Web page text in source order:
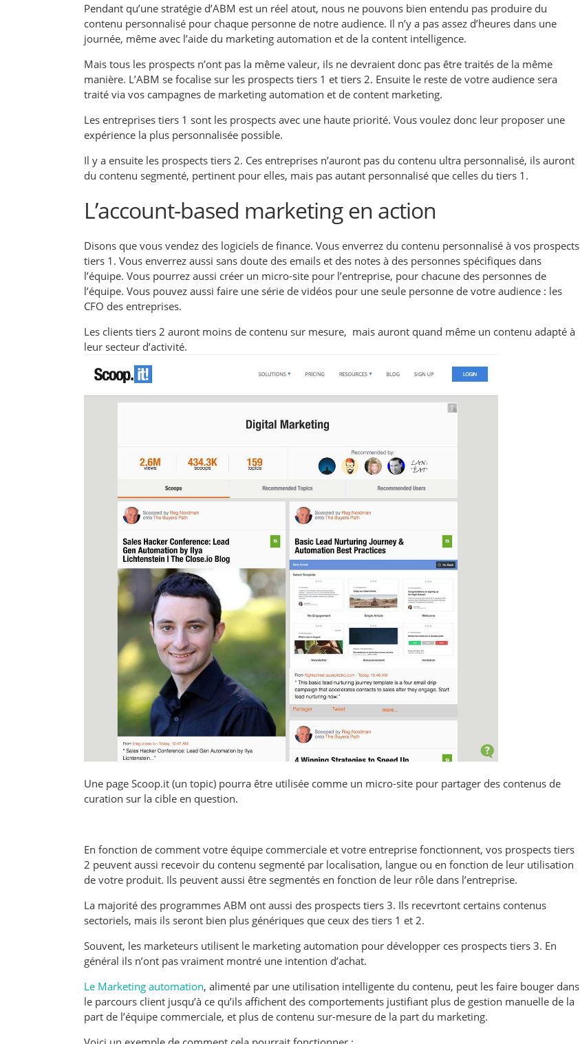
Pendant qu’une stratégie d’ABM est un réel atout, nous ne pouvons bien entendu pas produire du
contenu personnalisé pour chaque personne de notre audience. Il n’y a pas assez d’heures dans une
journée, même avec l’aide du marketing automation et de la content intelligence.
Mais tous les prospects n’ont pas la même valeur, ils ne devraient donc pas être traités de la même
manière. L’ABM se focalise sur les prospects tiers 1 et tiers 2. Ensuite le reste de votre audience sera
traité via vos campagnes de marketing automation et de content marketing.
Les entreprises tiers 1 sont les prospects avec une haute priorité. Vous voulez donc leur proposer une
expérience la plus personnalisée possible.
Il y a ensuite les prospects tiers 2. Ces entreprises n’auront pas du contenu ultra personnalisé, ils auront
du contenu segmenté, pertinent pour elles, mais pas autant personnalisé que celles du tiers 1.
L’account-based marketing en action
Disons que vous vendez des logiciels de finance. Vous enverrez du contenu personnalisé à vos prospects
tiers 1. Vous enverrez aussi sans doute des emails et des notes à des personnes spécifiques dans
l’équipe. Vous pourrez aussi créer un micro-site pour l’entreprise, pour chacune des personnes de
l’équipe. Vous pouvez aussi faire une série de vidéos pour une seule personne de votre audience : les
CFO des entreprises.
Les clients tiers 2 auront moins de contenu sur mesure, mais auront quand même un contenu adapté à
leur secteur d’activité.
Une page Scoop.it (un topic) pourra être utilisée comme un micro-site pour partager des contenus de
curation sur la cible en question.
En fonction de comment votre équipe commerciale et votre entreprise fonctionnent, vos prospects tiers
2 peuvent aussi recevoir du contenu segmenté par localisation, langue ou en fonction de leur utilisation
de votre produit. Ils peuvent aussi être segmentés en fonction de leur rôle dans l’entreprise.
La majorité des programmes ABM ont aussi des prospects tiers 3. Ils recevrtont certains contenus
sectoriels, mais ils seront bien plus génériques que ceux des tiers 1 et 2.
Souvent, les marketeurs utilisent le marketing automation pour développer ces prospects tiers 3. En
général ils n’ont pas vraiment montré une intention d’achat.
Le Marketing automation, alimenté par une utilisation intelligente du contenu, peut les faire bouger dans
le parcours client jusqu’à ce qu’ils affichent des comportements justifiant plus de gestion manuelle de la
part de l’équipe commerciale, et plus de contenu sur-mesure de la part du marketing.